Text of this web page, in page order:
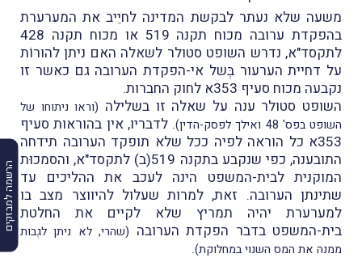
הרשמה למבזקים
משעה שלא נעתר לבקשת המדינה לחיֵיב את המערערת
בהפקדת ערובה מכוח תקנה 519 או מכוח תקנה 428
לתקסד"א, נדרש השופט סטולר לשאלה האם ניתן להורוֹת
על דחיית הערעור בְּשל אי-הפקדת הערובה גם כאשר זו
נקבעה מכוח סעיף 353א לחוק החברות.
השופט סטולר ענה על שאלה זו בשלילה (וראו ניתוחו של
השופט בפס' 48 ואילך לפסק-הדין)
. לדבריו, אין בהוראות סעיף
353א כל הוראה לפיה ככל שלא תופקד הערובה תידחה
התובענה, כפי שנקבע בתקנה 519(ב) לתקסד"א, והסמכוּת
המוקנית לבית-המשפט הינה לעכב את ההליכים עד
שתינתן הערובה. זאת, למרות שעלול להיווצר מצב בו
למערערת יהיה תמריץ שלא לקיים את החלטת
בית-המשפט בדבר הפקדת הערובה (שהרי, לא ניתן לגְבות
ממנה את המס השנוי במחלוקת).